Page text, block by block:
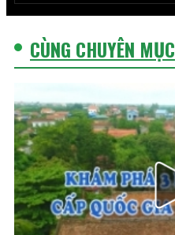
CÙNG CHUYÊN MỤC